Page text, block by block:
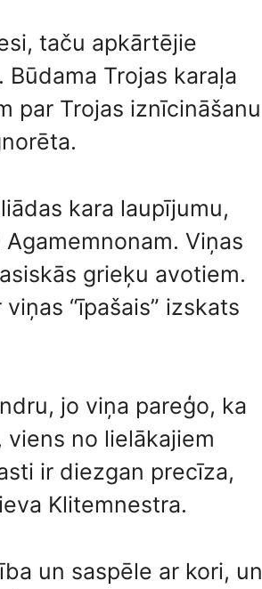
taču apkārtējie
Trojas karaļa
par Trojas iznīcināšanu
kara laupījumu,
Viņas
grieķu avotiem.
“īpašais” izskats
jo viņa pareģo, ka
no lielākajiem
ir diezgan precīza,
Klitemnestra.
un saspēle ar kori, un